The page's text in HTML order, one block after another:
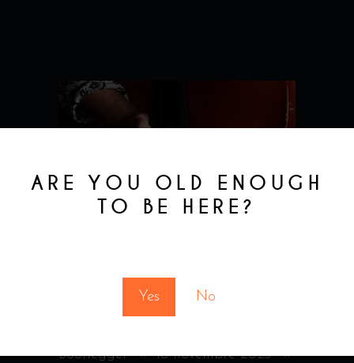
ARE YOU OLD ENOUGH
TO BE HERE?
Yes No
Bootlegger
18 novembre 2025